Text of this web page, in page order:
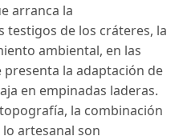
arranca la
testigos de los cráteres, la
ambiental, en las
la adaptación de
en empinadas laderas.
la combinación
artesanal son